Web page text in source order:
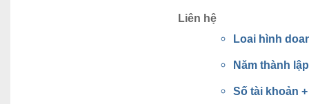
Liên hệ
Loai hình
Năm thành
Số tài khoản